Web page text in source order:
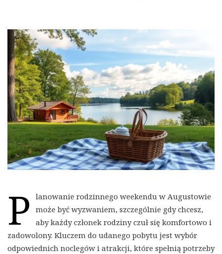
P
lanowanie rodzinnego weekendu w Augustowie
może być wyzwaniem, szczególnie gdy chcesz,
aby każdy członek rodziny czuł się komfortowo i
zadowolony. Kluczem do udanego pobytu jest wybór
odpowiednich noclegów i atrakcji, które spełnią potrzeby